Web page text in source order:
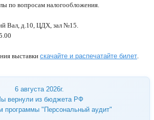
6 августа 2026г.
вернули из бюджета РФ
программы "Персональный аудит"
по вопросам налогообложения.
Вал, д.10, ЦДХ, зал №15.
выставки скачайте и распечатайте билет